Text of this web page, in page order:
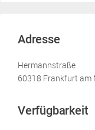
Adresse
Hermannstraße
60318 Frankfurt am
Verfügbarkeit